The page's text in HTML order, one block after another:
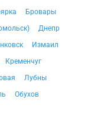
Бровары
Днепр
Измаил
Кременчуг
Лубны
Обухов